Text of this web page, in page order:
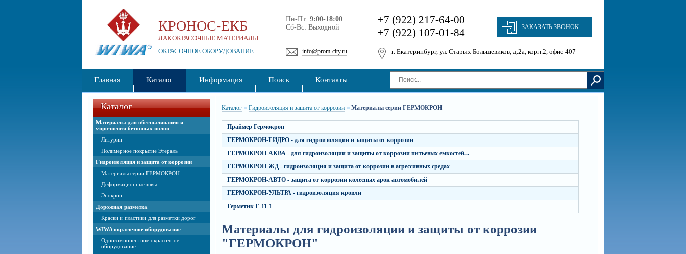
КРОНОС-ЕКБ
ЛАКОКРАСОЧНЫЕ МАТЕРИАЛЫ
ОКРАСОЧНОЕ ОБОРУДОВАНИЕ
Пн-Пт: 9:00-18:00
Сб-Вс: Выходной
info@prom-city.ru
+7 (922) 217-64-00
+7 (922) 107-01-84
г. Екатеринбург, ул. Старых Большевиков, д.2а, корп.2, офис 407
ЗАКАЗАТЬ ЗВОНОК
Главная Каталог Информация Поиск Контакты
Каталог
Материалы для обеспыливания и
упрочнения бетонных полов
Литурин
Полимерное покрытие Этераль
Гидроизоляция и защита от коррозии
Материалы серии ГЕРМОКРОН
Деформационные швы
Эпокрон
Дорожная разметка
Краски и пластики для разметки дорог
WIWA окрасочное оборудование
Однокомпонентное окрасочное
оборудование
Каталог Гидроизоляция и защита от коррозии Материалы серии ГЕРМОКРОН
Праймер Гермокрон
ГЕРМОКРОН-ГИДРО - для гидроизоляции и защиты от коррозии
ГЕРМОКРОН-АКВА - для гидроизоляции и защиты от коррозии питьевых емкостей...
ГЕРМОКРОН-ЖД - гидроизоляция и защита от коррозии в агрессивных средах
ГЕРМОКРОН-АВТО - защита от коррозии колесных арок автомобилей
ГЕРМОКРОН-УЛЬТРА - гидроизоляция кровли
Герметик Г-11-1
Материалы для гидроизоляции и защиты от коррозии
"ГЕРМОКРОН"